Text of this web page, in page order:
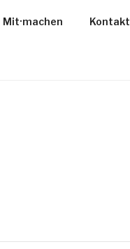
Mit·machen Kontakt